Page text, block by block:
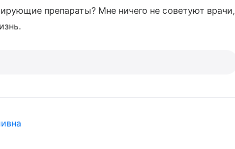
препараты? Мне ничего не советуют врачи,